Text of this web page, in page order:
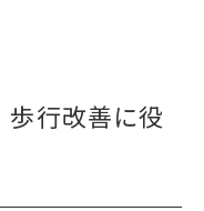
歩行改善に役